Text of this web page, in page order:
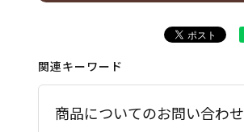
関連キーワード
商品についてのお問い合わせ